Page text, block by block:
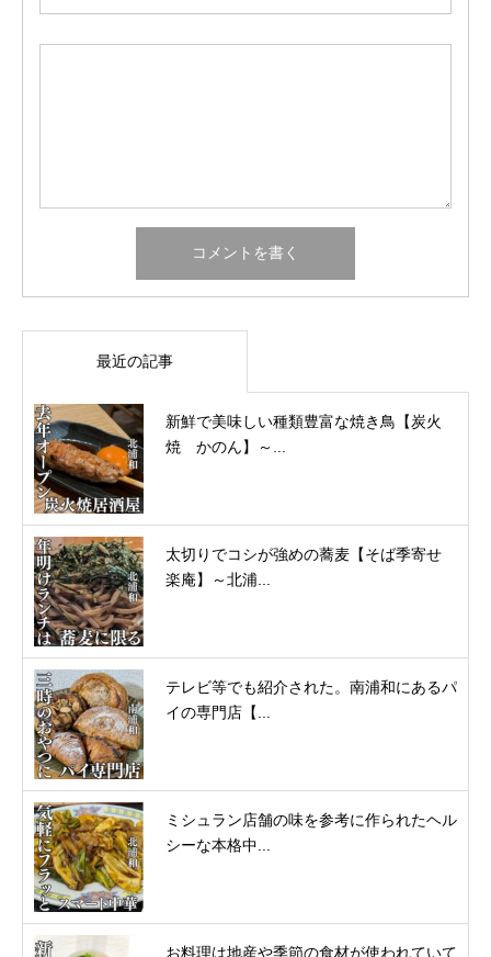
最近の記事
新鮮で美味しい種類豊富な焼き鳥【炭火
焼 かのん】～...
太切りでコシが強めの蕎麦【そば季寄せ
楽庵】～北浦...
テレビ等でも紹介された。南浦和にあるパ
イの専門店【...
ミシュラン店舗の味を参考に作られたヘル
シーな本格中...
お料理は地産や季節の食材が使われていて